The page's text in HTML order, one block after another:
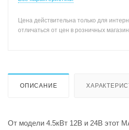
Цена действительна только для
отличаться от цен в розничных
ОПИСАНИЕ
От модели 4.5кВт 12В и 24В этот